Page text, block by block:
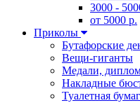
3000 -
от 5000 р.
Приколы
Бутафорские
Вещи-гиганты
Медали,
Накладные
Туалетная